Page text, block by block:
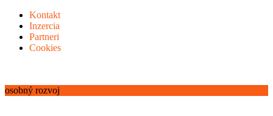
Kontakt
Inzercia
Partneri
Cookies
osobný rozvoj